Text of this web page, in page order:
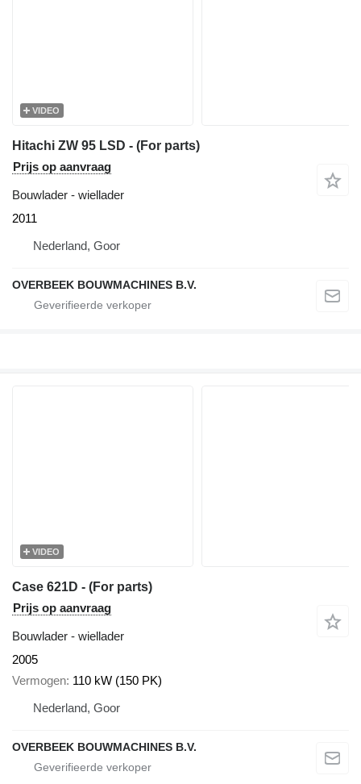
VIDEO
Hitachi ZW 95 LSD - (For parts)
Prijs op aanvraag
Bouwlader - wiellader
2011
Nederland, Goor
OVERBEEK BOUWMACHINES B.V.
VIDEO
Case 621D - (For parts)
Prijs op aanvraag
Bouwlader - wiellader
2005
Vermogen 110 kW (150 PK)
Nederland, Goor
OVERBEEK BOUWMACHINES B.V.